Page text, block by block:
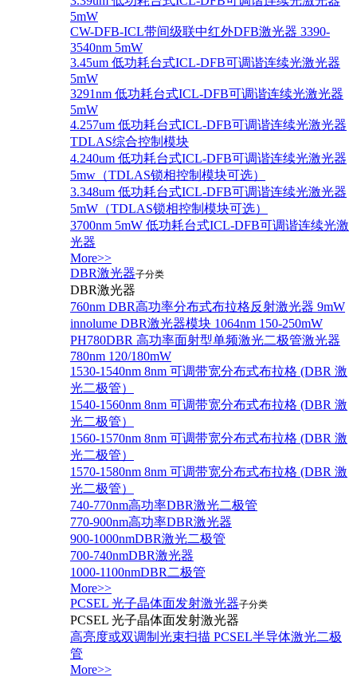
5mW
CW-DFB-ICL带间级联中红外DFB激光器 3390-
3540nm 5mW
3.45um 低功耗台式ICL-DFB可调谐连续光激光器
5mW
3291nm 低功耗台式ICL-DFB可调谐连续光激光器
5mW
4.257um 低功耗台式ICL-DFB可调谐连续光激光器
TDLAS综合控制模块
4.240um 低功耗台式ICL-DFB可调谐连续光激光器
5mw（TDLAS锁相控制模块可选）
3.348um 低功耗台式ICL-DFB可调谐连续光激光器
5mW（TDLAS锁相控制模块可选）
3700nm 5mW 低功耗台式ICL-DFB可调谐连续光激
光器
More>>
DBR激光器子分类
DBR激光器
760nm DBR高功率分布式布拉格反射激光器 9mW
innolume DBR激光器模块 1064nm 150-250mW
PH780DBR 高功率面射型单频激光二极管激光器
780nm 120/180mW
1530-1540nm 8nm 可调带宽分布式布拉格 (DBR 激
光二极管）
1540-1560nm 8nm 可调带宽分布式布拉格 (DBR 激
光二极管）
1560-1570nm 8nm 可调带宽分布式布拉格 (DBR 激
光二极管）
1570-1580nm 8nm 可调带宽分布式布拉格 (DBR 激
光二极管）
740-770nm高功率DBR激光二极管
770-900nm高功率DBR激光器
900-1000nmDBR激光二极管
700-740nmDBR激光器
1000-1100nmDBR二极管
More>>
PCSEL 光子晶体面发射激光器子分类
PCSEL 光子晶体面发射激光器
高亮度或双调制光束扫描 PCSEL半导体激光二极
管
More>>